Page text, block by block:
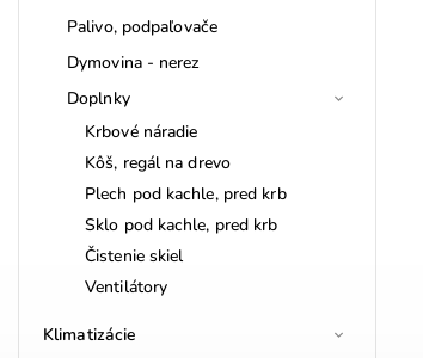
Palivo, podpaľovače
Dymovina - nerez
Doplnky
Krbové náradie
Kôš, regál na drevo
Plech pod kachle, pred krb
Sklo pod kachle, pred krb
Čistenie skiel
Ventilátory
Klimatizácie